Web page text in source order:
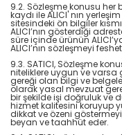
9.2. Sözleşme konusu
kaydı ile ALICI' nın
sitesindeki ön bilgiler
ALICI’nın gösterdiği
süre içinde ürünün
ALICI’nın sözleşmeyi
9.3. SATICI, Sözleşme
niteliklere uygun ve varsa
gereği olan bilgi ve
olarak yasal mevzuat
bir şekilde işi doğruluk ve
hizmet kalitesini koruyup
dikkat ve özeni
beyan ve taahhüt eder.